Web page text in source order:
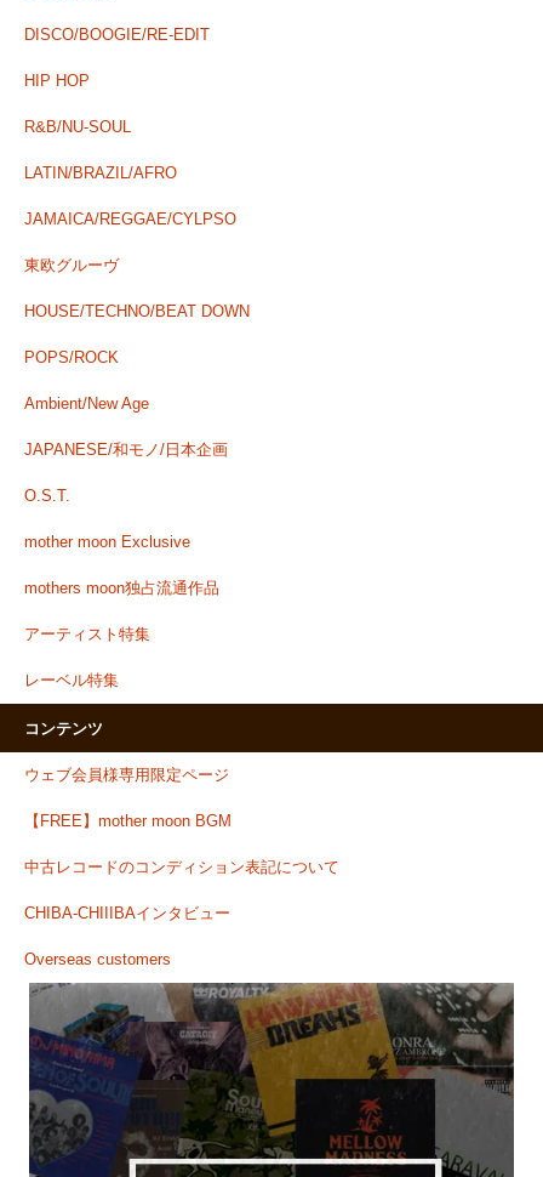
DISCO/BOOGIE/RE-EDIT
HIP HOP
R&B/NU-SOUL
LATIN/BRAZIL/AFRO
JAMAICA/REGGAE/CYLPSO
東欧グルーヴ
HOUSE/TECHNO/BEAT DOWN
POPS/ROCK
Ambient/New Age
JAPANESE/和モノ/日本企画
O.S.T.
mother moon Exclusive
mothers moon独占流通作品
アーティスト特集
レーベル特集
コンテンツ
ウェブ会員様専用限定ページ
【FREE】mother moon BGM
中古レコードのコンディション表記について
CHIBA-CHIIIBAインタビュー
Overseas customers